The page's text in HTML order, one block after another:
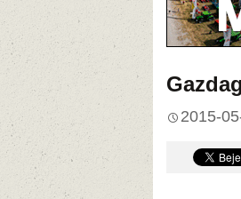
2015-